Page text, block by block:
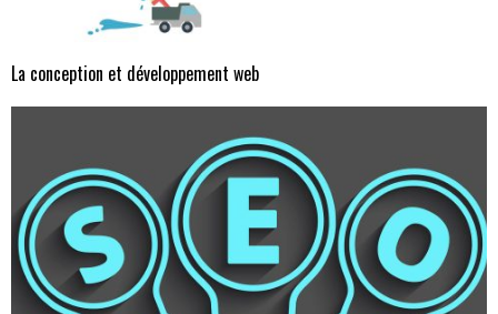
La conception et développement web